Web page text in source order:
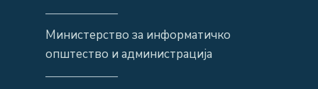
——————
Министерство за информатичко
општество и администрација
——————